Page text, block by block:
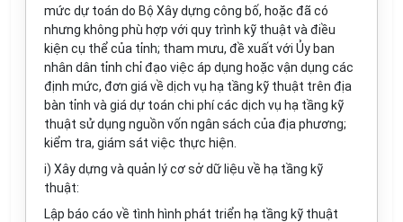
mức dự toán do Bộ Xây dựng công bố, hoặc đã có
nhưng không phù hợp với quy trình kỹ thuật và điều
kiện cụ thể của tỉnh; tham mưu, đề xuất với Ủy ban
nhân dân tỉnh chỉ đạo việc áp dụng hoặc vận dụng các
định mức, đơn giá về dịch vụ hạ tầng kỹ thuật trên địa
bàn tỉnh và giá dự toán chi phí các dịch vụ hạ tầng kỹ
thuật sử dụng nguồn vốn ngân sách của địa phương;
kiểm tra, giám sát việc thực hiện.
i) Xây dựng và quản lý cơ sở dữ liệu về hạ tầng kỹ
thuật:
Lập báo cáo về tình hình phát triển hạ tầng kỹ thuật